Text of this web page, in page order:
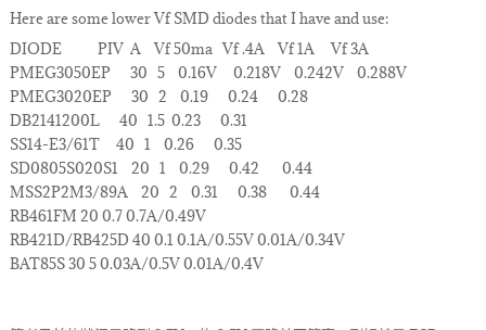
Here are some lower Vf SMD diodes that I have and use:
DIODE PIV A Vf 50ma Vf .4A Vf 1A Vf 3A
PMEG3050EP 30 5 0.16V 0.218V 0.242V 0.288V
PMEG3020EP 30 2 0.19 0.24 0.28
DB2141200L 40 1.5 0.23 0.31
SS14-E3/61T 40 1 0.26 0.35
SD0805S020S1 20 1 0.29 0.42 0.44
MSS2P2M3/89A 20 2 0.31 0.38 0.44
RB461FM 20 0.7 0.7A/0.49V
RB421D/RB425D 40 0.1 0.1A/0.55V 0.01A/0.34V
BAT85S 30 5 0.03A/0.5V 0.01A/0.4V